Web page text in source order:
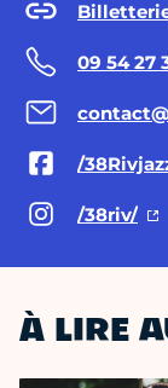
09 54 27
/
/38riv/
À LIRE